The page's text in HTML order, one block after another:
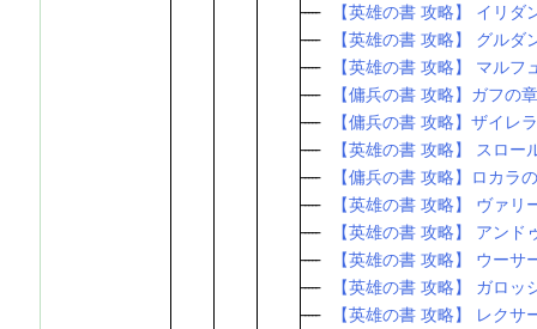
【英雄の書 攻略】 イリ
【英雄の書 攻略】 グル
【英雄の書 攻略】 マル
【傭兵の書 攻略】ガフ
【傭兵の書 攻略】ザイ
【英雄の書 攻略】 スロ
【傭兵の書 攻略】ロカ
【英雄の書 攻略】 ヴァ
【英雄の書 攻略】 アン
【英雄の書 攻略】 ウー
【英雄の書 攻略】 ガロ
【英雄の書 攻略】 レク